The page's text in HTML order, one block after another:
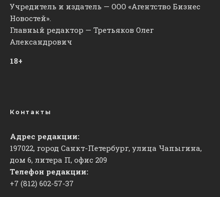
Учредитель и издатель — ООО «Агентство Бизнес
Новостей».
Главный редактор — Третьяков Олег
Александрович
18+
Контакты
Адрес редакции:
197022, город Санкт-Петербург, улица Чапыгина,
дом 6, литера П, офис 209
Телефон редакции:
+7 (812) 602-57-37